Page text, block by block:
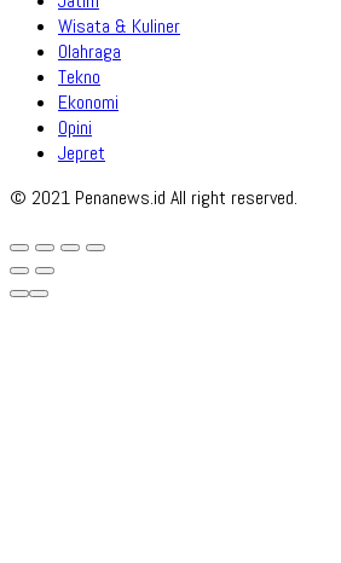
Wisata & Kuliner
Olahraga
Tekno
Ekonomi
Opini
Jepret
© 2021 Penanews.id All right reserved.